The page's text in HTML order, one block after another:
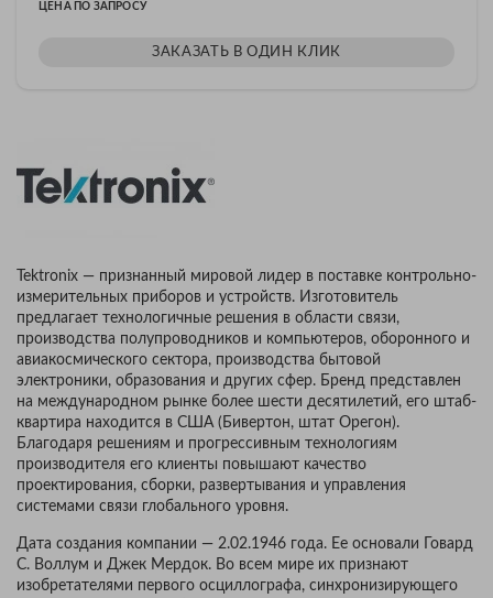
ЦЕНА ПО ЗАПРОСУ
ЗАКАЗАТЬ В ОДИН КЛИК
Tektronix — признанный мировой лидер в поставке контрольно-
измерительных приборов и устройств. Изготовитель
предлагает технологичные решения в области связи,
производства полупроводников и компьютеров, оборонного и
авиакосмического сектора, производства бытовой
электроники, образования и других сфер. Бренд представлен
на международном рынке более шести десятилетий, его штаб-
квартира находится в США (Бивертон, штат Орегон).
Благодаря решениям и прогрессивным технологиям
производителя его клиенты повышают качество
проектирования, сборки, развертывания и управления
системами связи глобального уровня.
Дата создания компании — 2.02.1946 года. Ее основали Говард
С. Воллум и Джек Мердок. Во всем мире их признают
изобретателями первого осциллографа, синхронизирующего